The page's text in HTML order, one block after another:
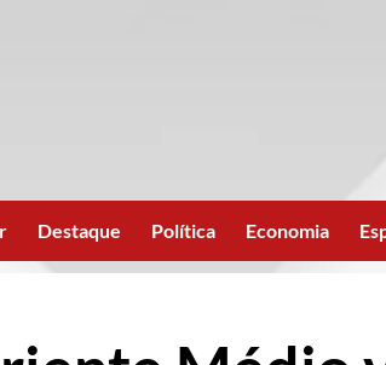
Destaque Política Economia